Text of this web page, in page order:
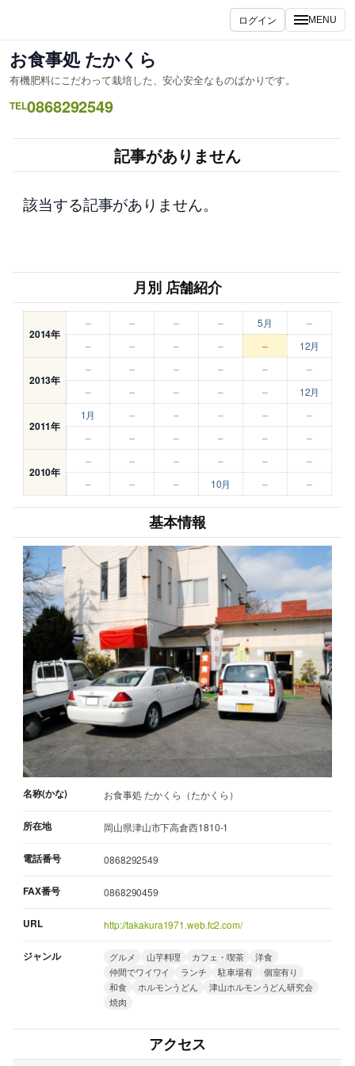
ス
キ
ッ
ログイン MENU
お食事処 たかくら
有機肥料にこだわって栽培した、安心安全なものばかりです。
TEL0868292549
記事がありません
該当する記事がありません。
月別 店舗紹介
2014年
– – – – 5月
–
–
– – – – 12月
2013年
– – – – –
–
–
– – – – 12月
2011年
1月 – – – –
–
–
– – – – –
2010年
– – – – –
–
–
– – 10月 – –
基本情報
名称(かな) お食事処 たかくら（たかくら）
所在地 岡山県津山市下高倉西1810-1
電話番号 0868292549
FAX番号 0868290459
URL http://takakura1971.web.fc2.com/
ジャンル グルメ 山芋料理 カフェ・喫茶
洋食
仲間でワイワイ
ランチ 駐車場有
個室有り
和食
ホルモンうどん
津山ホルモンうどん研究会
焼肉
アクセス